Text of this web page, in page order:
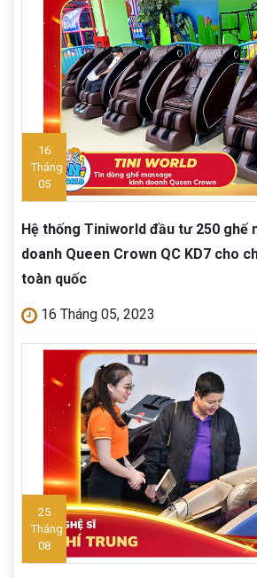
16
Tháng
05
Hệ thống Tiniworld đầu tư 250 ghế
doanh Queen Crown QC KD7 cho
toàn quốc
16 Tháng 05, 2023
25
Tháng
08